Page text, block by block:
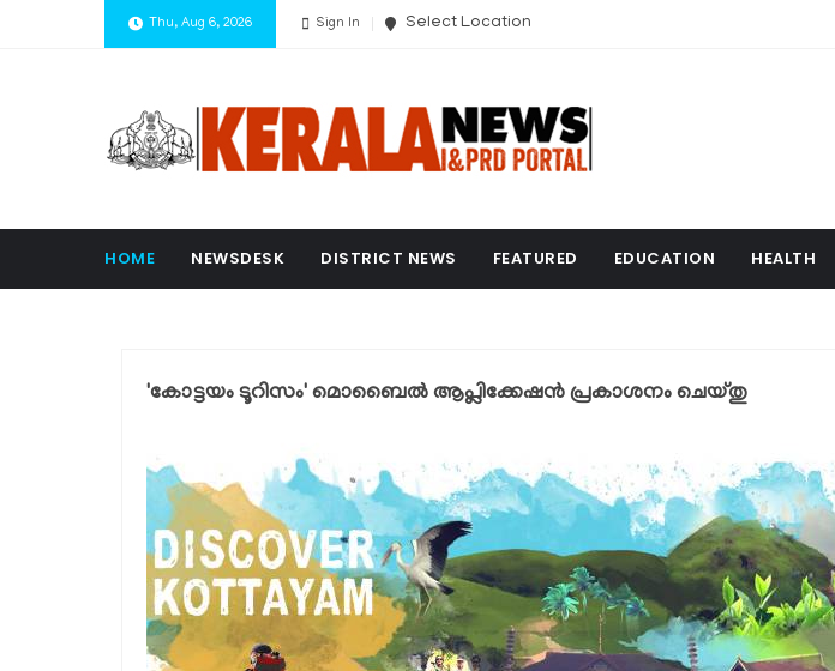
Thu, Aug 6, 2026 Sign In Select Location
HOME NEWSDESK DISTRICT NEWS FEATURED EDUCATION HEALTH
'കോട്ടയം ടൂറിസം' മൊബൈൽ ആപ്ലിക്കേഷൻ പ്രകാശനം ചെയ്തു